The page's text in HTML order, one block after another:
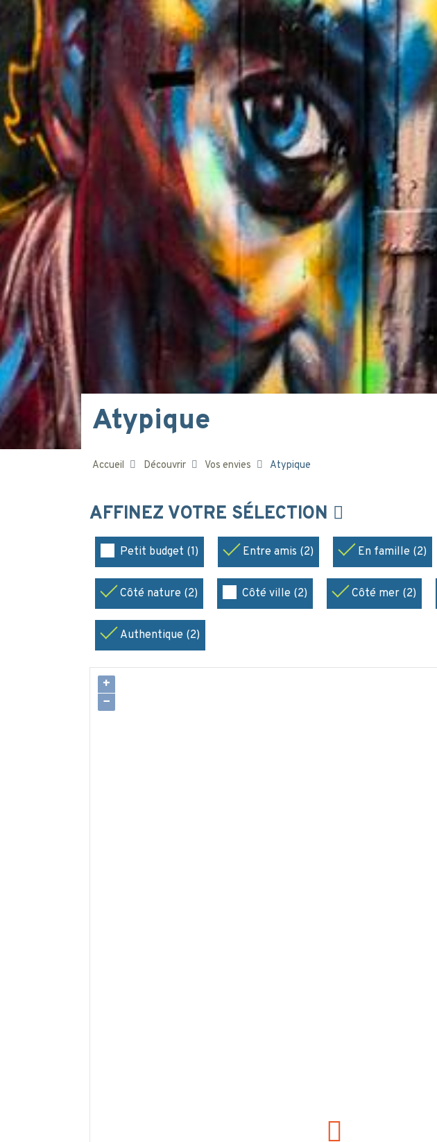
Atypique
Accueil Découvrir Vos envies Atypique
AFFINEZ VOTRE SÉLECTION
Petit budget (1) Entre amis (2) En famille (2)
Côté nature (2) Côté ville (2) Côté mer (2)
Authentique (2)
+
−